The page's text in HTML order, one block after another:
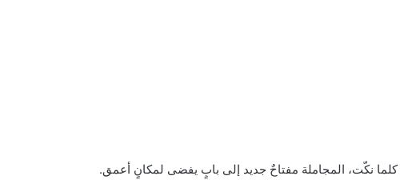
كلما نكّت، المجاملة مفتاحٌ جديد إلى بابٍ يفضى لمكانٍ أعمق.